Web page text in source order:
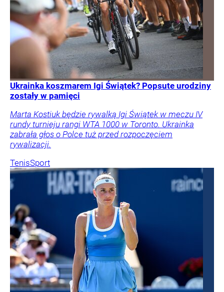
Ukrainka koszmarem Igi Świątek? Popsute urodziny
zostały w pamięci
Marta Kostiuk będzie rywalką Igi Świątek w meczu IV
rundy turnieju rangi WTA 1000 w Toronto. Ukrainka
zabrała głos o Polce tuż przed rozpoczęciem
rywalizacji.
TenisSport